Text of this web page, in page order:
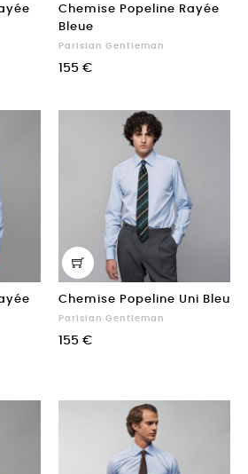
Chemise Popeline Rayée
Bleue
Parisian Gentleman
155 €
Chemise Popeline Uni Bleu
Parisian Gentleman
155 €